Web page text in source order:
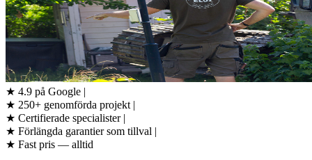
★ 4.9 på Google |
★ 250+ genomförda projekt |
★ Certifierade specialister |
★ Förlängda garantier som tillval |
★ Fast pris — alltid